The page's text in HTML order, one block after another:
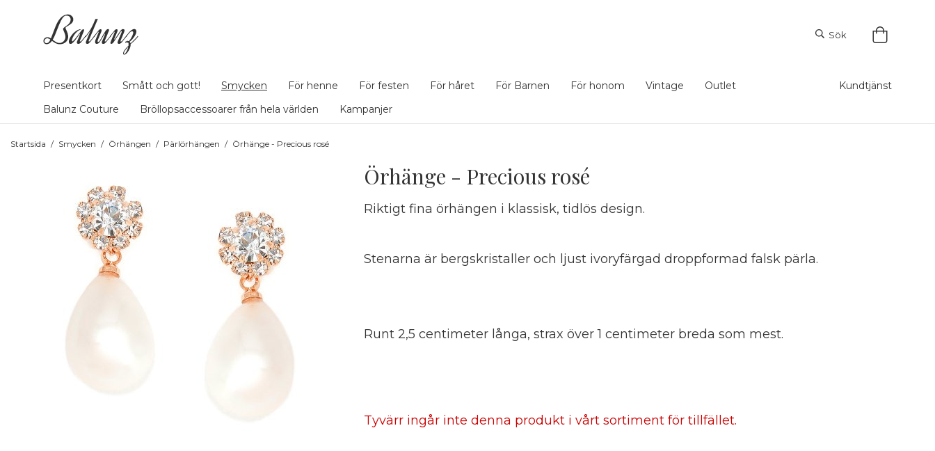
Sök
Presentkort Smått och gott! Smycken För henne För festen För håret För Barnen För honom Vintage
Outlet
Balunz Couture
Bröllopsaccessoarer från hela världen Kampanjer
Kundtjänst
Startsida / Smycken / Örhängen / Pärlörhängen / Örhänge - Precious rosé
Örhänge - Precious rosé
Riktigt fina örhängen i klassisk, tidlös design.
Stenarna är bergskristaller och ljust ivoryfärgad droppformad falsk pärla.
Runt 2,5 centimeter långa, strax över 1 centimeter breda som mest.
Tyvärr ingår inte denna produkt i vårt sortiment för tillfället.